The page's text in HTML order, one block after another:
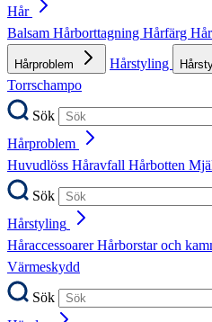
Hår
Balsam Hårborttagning Hårfärg
Hårproblem Hårstyling
Torrschampo
Sök
Hårproblem
Huvudlöss Håravfall Hårbotten
Sök
Hårstyling
HåraccessoarerHårborstar och
Värmeskydd
Sök